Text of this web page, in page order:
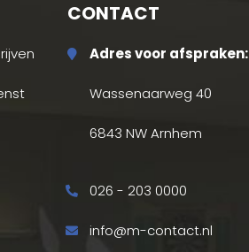
CONTACT
Adres voor afspraken:
Wassenaarweg 40
6843 NW Arnhem
026 - 203 0000
info@m-contact.nl